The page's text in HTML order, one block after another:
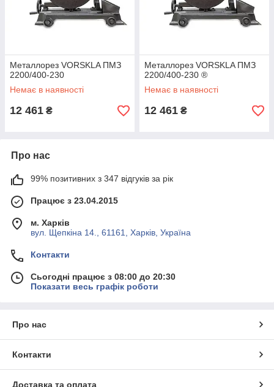
Металлорез VORSKLA ПМЗ
2200/400-230
Немає в наявності
12 461 ₴
Металлорез VORSKLA ПМЗ
2200/400-230 ®
Немає в наявності
12 461 ₴
Про нас
99% позитивних з 347 відгуків за рік
Працює з 23.04.2015
м. Харків
вул. Щепкіна 14., 61161, Харків, Україна
Контакти
Сьогодні працює з 08:00 до 20:30
Показати весь графік роботи
Про нас
Контакти
Доставка та оплата